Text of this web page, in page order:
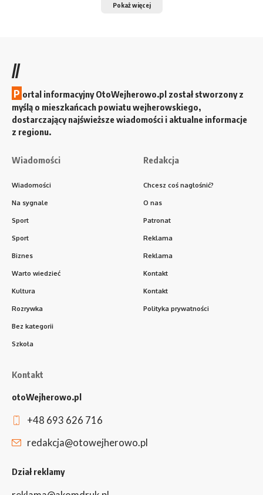
Pokaż więcej
//
P ortal informacyjny OtoWejherowo.pl został stworzony z
myślą o mieszkańcach powiatu wejherowskiego,
dostarczający najświeższe wiadomości i aktualne informacje
z regionu.
Wiadomości
Wiadomości
Na sygnale
Sport
Sport
Biznes
Warto wiedzieć
Kultura
Rozrywka
Bez kategorii
Szkoła
Redakcja
Chcesz coś nagłośnić?
O nas
Patronat
Reklama
Reklama
Kontakt
Kontakt
Polityka prywatności
Kontakt
otoWejherowo.pl
+48 693 626 716
redakcja@otowejherowo.pl
Dział reklamy